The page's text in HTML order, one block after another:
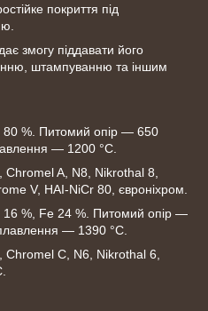
покриття під
змогу піддавати його
штампуванню та іншим
%. Питомий опір — 650
— 1200 °C.
A, N8, Nikrothal 8,
V, HAI-NiCr 80, євроніхром.
%, Fe 24 %. Питомий опір —
— 1390 °C.
Chromel C, N6, Nikrothal 6,